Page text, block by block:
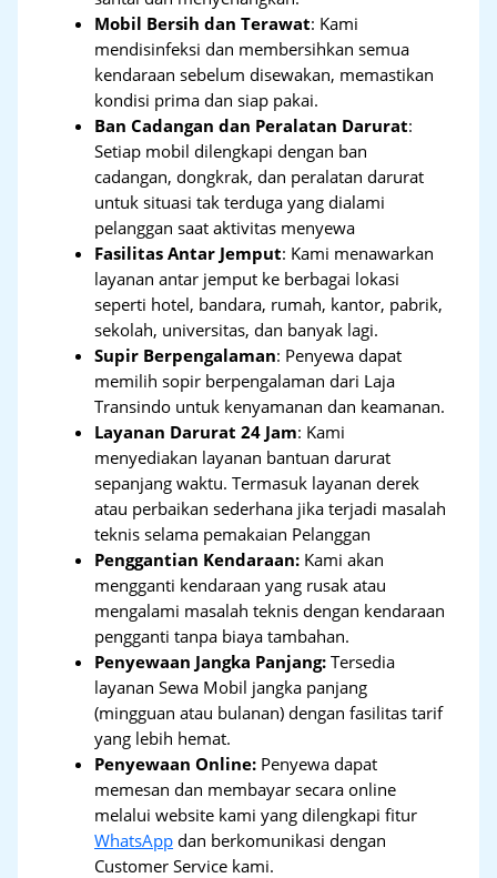
Mobil Bersih dan Terawat: Kami
mendisinfeksi dan membersihkan semua
kendaraan sebelum disewakan, memastikan
kondisi prima dan siap pakai.
Ban Cadangan dan Peralatan Darurat:
Setiap mobil dilengkapi dengan ban
cadangan, dongkrak, dan peralatan darurat
untuk situasi tak terduga yang dialami
pelanggan saat aktivitas menyewa
Fasilitas Antar Jemput: Kami menawarkan
layanan antar jemput ke berbagai lokasi
seperti hotel, bandara, rumah, kantor, pabrik,
sekolah, universitas, dan banyak lagi.
Supir Berpengalaman: Penyewa dapat
memilih sopir berpengalaman dari Laja
Transindo untuk kenyamanan dan keamanan.
Layanan Darurat 24 Jam: Kami
menyediakan layanan bantuan darurat
sepanjang waktu. Termasuk layanan derek
atau perbaikan sederhana jika terjadi masalah
teknis selama pemakaian Pelanggan
Penggantian Kendaraan: Kami akan
mengganti kendaraan yang rusak atau
mengalami masalah teknis dengan kendaraan
pengganti tanpa biaya tambahan.
Penyewaan Jangka Panjang: Tersedia
layanan Sewa Mobil jangka panjang
(mingguan atau bulanan) dengan fasilitas tarif
yang lebih hemat.
Penyewaan Online: Penyewa dapat
memesan dan membayar secara online
melalui website kami yang dilengkapi fitur
WhatsApp dan berkomunikasi dengan
Customer Service kami.